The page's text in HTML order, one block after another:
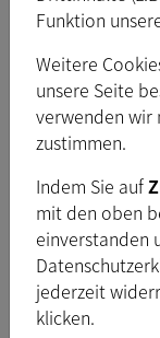
Freigegeben:
Typ:
Dateigröße:
Voraussetzungen
Intel Core i3
Funktion
Weitere
unsere Seite
verwenden wir
zustimmen.
Indem Sie auf
mit den oben
einverstanden
jederzeit
klicken.